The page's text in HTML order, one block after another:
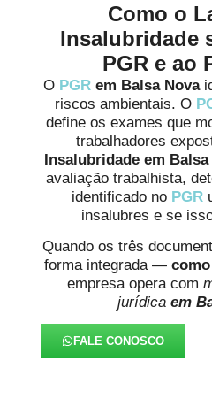
Como o
Insalubridade
PGR e ao
O PGRem Balsa Nova
riscos ambientais. O
define os exames que
trabalhadores
Insalubridade em Balsa
avaliação trabalhista,
identificado no PGR
insalubres e se
Quando os três
forma integrada —
empresa opera com
jurídica em
FALE CONOSCO